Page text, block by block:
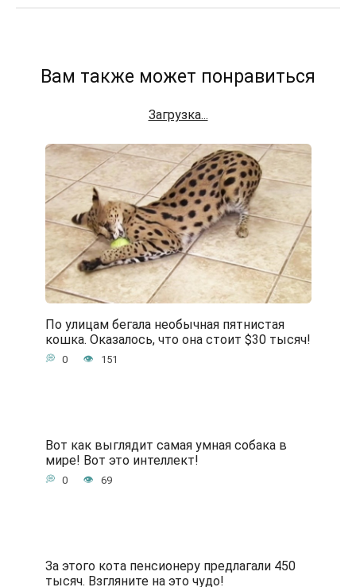
Вам также может понравиться
Загрузка...
По улицам бегала необычная пятнистая
кошка. Оказалось, что она стоит $30 тысяч!
0 151
Вот как выглядит самая умная собака в
мире! Вот это интеллект!
0 69
За этого кота пенсионеру предлагали 450
тысяч. Взгляните на это чудо!